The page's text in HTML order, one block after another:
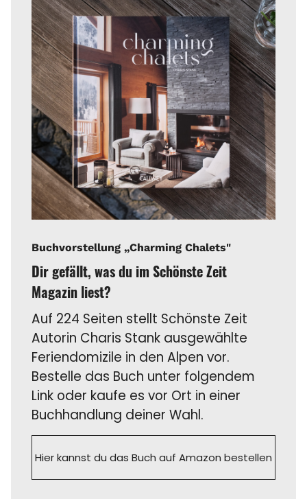
Buchvorstellung „Charming Chalets"
Dir gefällt, was du im Schönste Zeit
Magazin liest?
Auf 224 Seiten stellt Schönste Zeit
Autorin Charis Stank ausgewählte
Feriendomizile in den Alpen vor.
Bestelle das Buch unter folgendem
Link oder kaufe es vor Ort in einer
Buchhandlung deiner Wahl.
Hier kannst du das Buch auf Amazon bestellen